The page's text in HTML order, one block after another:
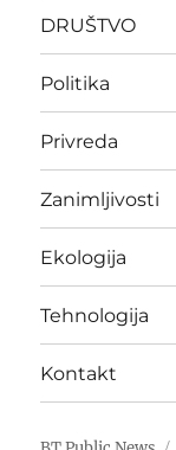
DRUŠTVO
Politika
Privreda
Zanimljivosti
Ekologija
Tehnologija
Kontakt